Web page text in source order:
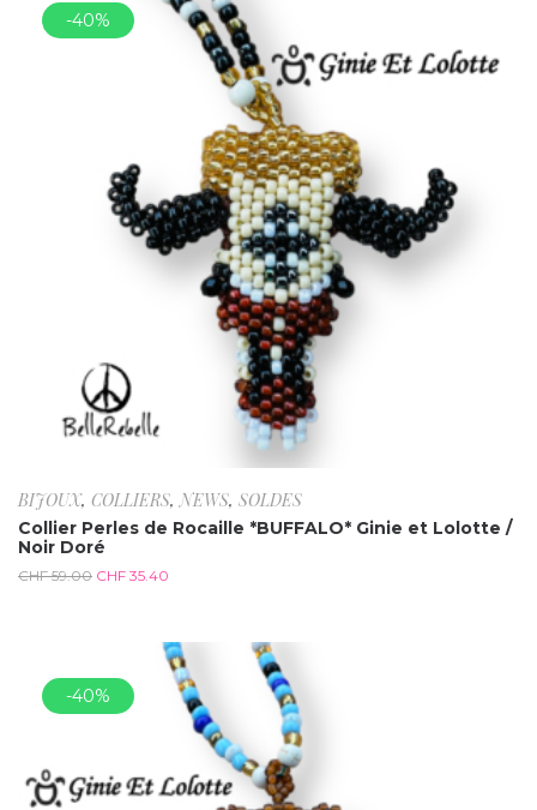
-40%
BIJOUX, COLLIERS,NEWS, SOLDES
Collier Perles de Rocaille *BUFFALO* Ginie et Lolotte /
Noir Doré
CHF59.00 CHF 35.40
-40%